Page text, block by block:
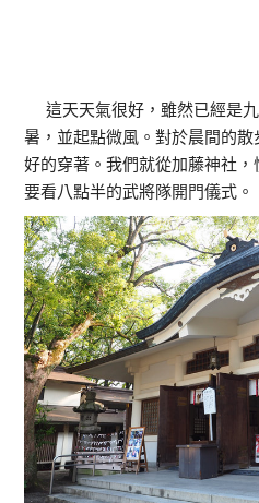
這天天氣很好，雖然已經是
暑，並起點微風。對於晨間的
好的穿著。我們就從加藤神社
要看八點半的武將隊開門儀式。